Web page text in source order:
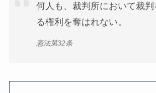
何人も、裁判所において裁判
る権利を奪はれない。
憲法第32条